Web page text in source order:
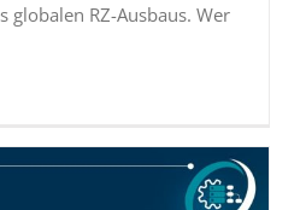
globalen RZ-Ausbaus. Wer